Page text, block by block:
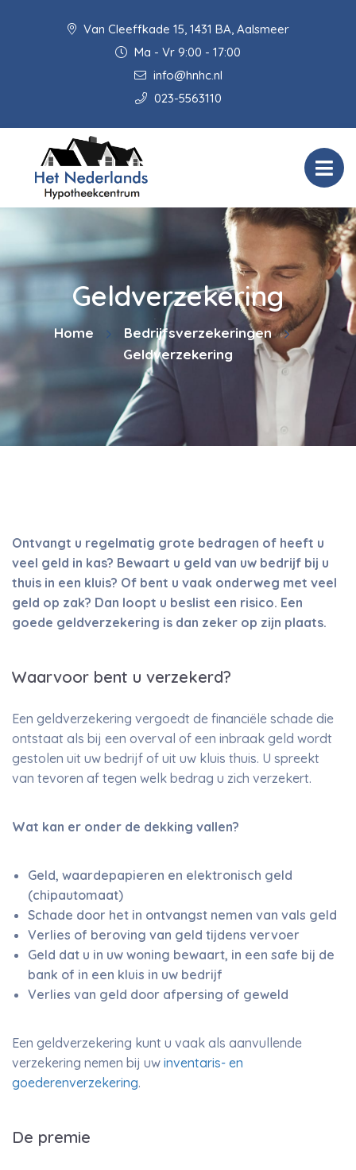
Van Cleeffkade 15, 1431 BA, Aalsmeer
Ma - Vr 9:00 - 17:00
info@hnhc.nl
023-5563110
Geldverzekering
Home
Bedrijfsverzekeringen
Geldverzekering
Ontvangt u regelmatig grote bedragen of heeft u
veel geld in kas? Bewaart u geld van uw bedrijf bij u
thuis in een kluis? Of bent u vaak onderweg met veel
geld op zak? Dan loopt u beslist een risico. Een
goede geldverzekering is dan zeker op zijn plaats.
Waarvoor bent u verzekerd?
Een geldverzekering vergoedt de financiële schade die
ontstaat als bij een overval of een inbraak geld wordt
gestolen uit uw bedrijf of uit uw kluis thuis. U spreekt
van tevoren af tegen welk bedrag u zich verzekert.
Wat kan er onder de dekking vallen?
Geld, waardepapieren en elektronisch geld
(chipautomaat)
Schade door het in ontvangst nemen van vals geld
Verlies of beroving van geld tijdens vervoer
Geld dat u in uw woning bewaart, in een safe bij de
bank of in een kluis in uw bedrijf
Verlies van geld door afpersing of geweld
Een geldverzekering kunt u vaak als aanvullende
verzekering nemen bij uw inventaris- en
goederenverzekering.
De premie